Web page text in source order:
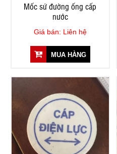
Mốc sứ đường ống cấp
nước
Giá bán: Liên hệ
MUA HÀNG